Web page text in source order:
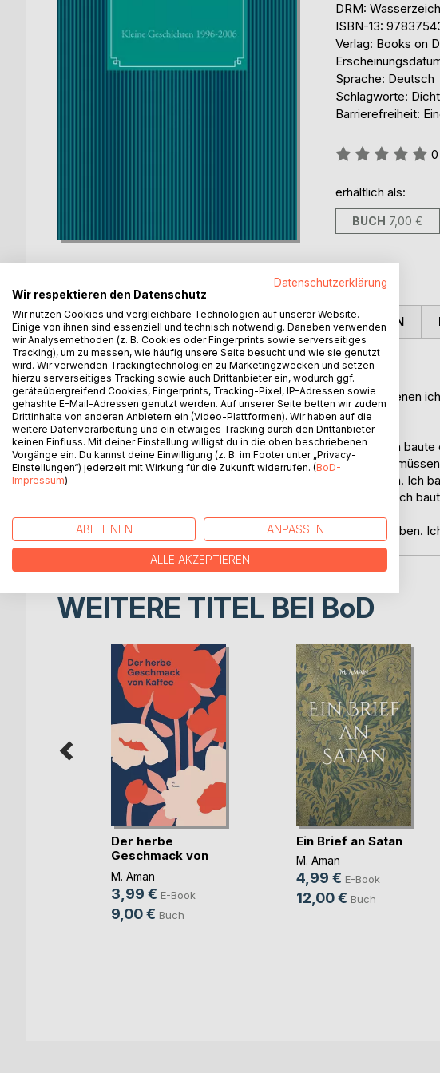
DRM:
ISBN-13:
Verlag: Books on
Sprache: Deutsch
Schlagworte:
Barrierefreiheit:
Bewertung::
0
erhältlich als:
BUCH 7,00 €
BESCHREIBUNG
Ein Haus
Ich hatte kein Zuhause. Und ich hatte einige Wörter, mit denen
hin und her. Es fiel mir ein, ich baue mit ihnen ein Haus.
Ich habe eine gründliche Einstellung zu dem Wort Lust. Ich
stabil sein. Ich baute sie mit dem Wort Eigensinn. Fenster
dem Wort Traum. Das Dach gibt dem Haus erst einen Sinn. Ich
Freude erwecken, wenn ich weggehe oder zurückkehre. Ich
Das Haus ist fertig. Und mir ist das Wort Glück übriggeblieben.
AUTOR/IN PRESSESTIMMEN
WEITERE TITEL BEI BoD
Der herbe
Geschmack von
Kaffee
M. Aman
3,99 € E-Book
9,00 € Buch
Ein Brief an Satan
M. Aman
4,99 € E-Book
12,00 € Buch
Datenschutzerklärung
Wir respektieren den Datenschutz
Wir nutzen Cookies und vergleichbare Technologien auf unserer Website.
Einige von ihnen sind essenziell und technisch notwendig. Daneben verwenden
wir Analysemethoden (z. B. Cookies oder Fingerprints sowie serverseitiges
Tracking), um zu messen, wie häufig unsere Seite besucht und wie sie genutzt
wird. Wir verwenden Trackingtechnologien zu Marketingzwecken und setzen
hierzu serverseitiges Tracking sowie auch Drittanbieter ein, wodurch ggf.
geräteübergreifend Cookies, Fingerprints, Tracking-Pixel, IP-Adressen sowie
gehashte E-Mail-Adressen genutzt werden. Auf unserer Seite betten wir zudem
Drittinhalte von anderen Anbietern ein (Video-Plattformen). Wir haben auf die
weitere Datenverarbeitung und ein etwaiges Tracking durch den Drittanbieter
keinen Einfluss. Mit deiner Einstellung willigst du in die oben beschriebenen
Vorgänge ein. Du kannst deine Einwilligung (z. B. im Footer unter „Privacy-
Einstellungen“) jederzeit mit Wirkung für die Zukunft widerrufen. (BoD-
Impressum)
ABLEHNEN ANPASSEN
ALLE AKZEPTIEREN